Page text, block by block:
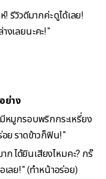
รีวิวดีมากค่ะ ดูได้เลย!
งเลยนะคะ!"
ย่าง
มูกรอบพริกกระเหรี่ยง
ย ราดข้าวก็ฟิน!"
ก ได้ยินเสียงไหมคะ? กร๊
ลย!" (ทำหน้าอร่อย)